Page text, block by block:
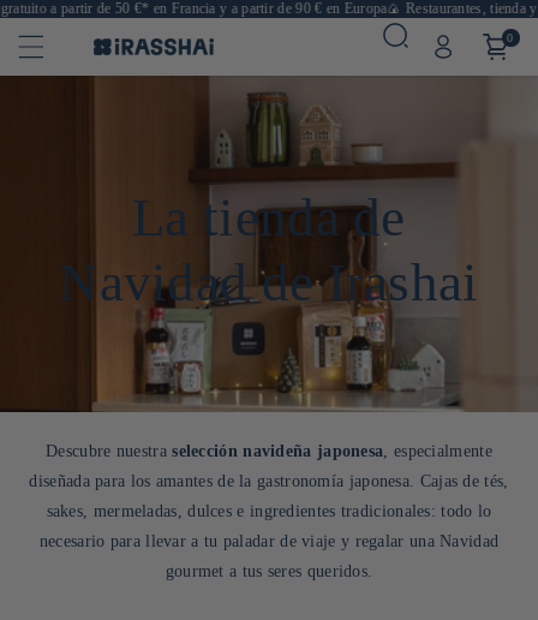
a partir de 50 €* en Francia y a partir de 90 € en Europa🍙 Restaurantes, tienda y
0
La tienda de
Navidad de Irashai
Descubre nuestraselección navideña japonesa, especialmente
diseñada para los amantes de la gastronomía japonesa. Cajas de tés,
sakes, mermeladas, dulces e ingredientes tradicionales: todo lo
necesario para llevar a tu paladar de viaje y regalar una Navidad
gourmet a tus seres queridos.